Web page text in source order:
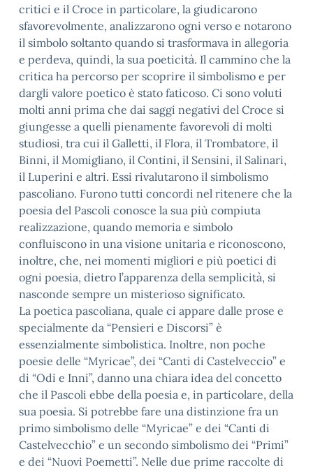
critici e il Croce in particolare, la giudicarono
sfavorevolmente, analizzarono ogni verso e notarono
il simbolo soltanto quando si trasformava in allegoria
e perdeva, quindi, la sua poeticità. Il cammino che la
critica ha percorso per scoprire il simbolismo e per
dargli valore poetico è stato faticoso. Ci sono voluti
molti anni prima che dai saggi negativi del Croce si
giungesse a quelli pienamente favorevoli di molti
studiosi, tra cui il Galletti, il Flora, il Trombatore, il
Binni, il Momigliano, il Contini, il Sensini, il Salinari,
il Luperini e altri. Essi rivalutarono il simbolismo
pascoliano. Furono tutti concordi nel ritenere che la
poesia del Pascoli conosce la sua più compiuta
realizzazione, quando memoria e simbolo
confluiscono in una visione unitaria e riconoscono,
inoltre, che, nei momenti migliori e più poetici di
ogni poesia, dietro l’apparenza della semplicità, si
nasconde sempre un misterioso significato.
La poetica pascoliana, quale ci appare dalle prose e
specialmente da “Pensieri e Discorsi” è
essenzialmente simbolistica. Inoltre, non poche
poesie delle “Myricae”, dei “Canti di Castelveccio” e
di “Odi e Inni”, danno una chiara idea del concetto
che il Pascoli ebbe della poesia e, in particolare, della
sua poesia. Si potrebbe fare una distinzione fra un
primo simbolismo delle “Myricae” e dei “Canti di
Castelvecchio” e un secondo simbolismo dei “Primi”
e dei “Nuovi Poemetti”. Nelle due prime raccolte di